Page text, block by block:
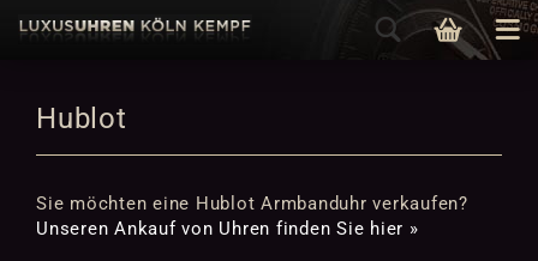
Hublot
Sie möchten eine Hublot Armbanduhr verkaufen?
Unseren Ankauf von Uhren finden Sie hier »